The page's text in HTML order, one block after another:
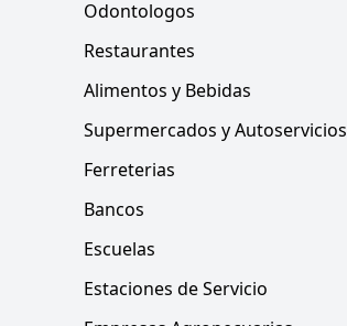
Odontologos
Restaurantes
Alimentos y Bebidas
Supermercados y Autoservicios
Ferreterias
Bancos
Escuelas
Estaciones de Servicio